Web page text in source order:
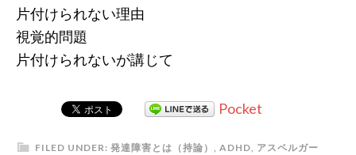
片付けられない理由
視覚的問題
片付けられないが講じて
Pocket
FILED UNDER: 発達障害とは（持論） ADHD アスペルガー